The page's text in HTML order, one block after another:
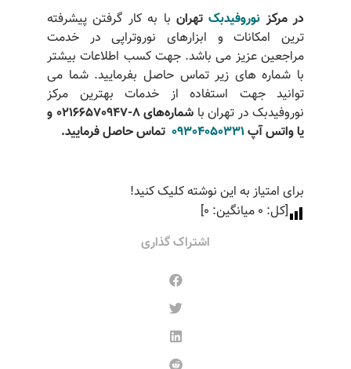
در مرکزنوروفیدبکتهرانبا به کار گرفتن پیشرفته
ترین امکانات و ابزارهای نوروتراپی در خدمت
مراجعین عزیز می باشد. جهت کسب اطلاعات بیشتر
با شماره های زیر تماس حاصل بفرمایید. شما می
توانید جهت استفاده از خدمات بهترین مرکز
نوروفیدبک در تهران با
شماره‌های 8-02166570947 و
یا واتس آپ09304050331 تماس حاصل فرمایید.
برای امتیاز به این نوشته کلیک کنید!
[کل:0 میانگین:0
اشتراک گذاری